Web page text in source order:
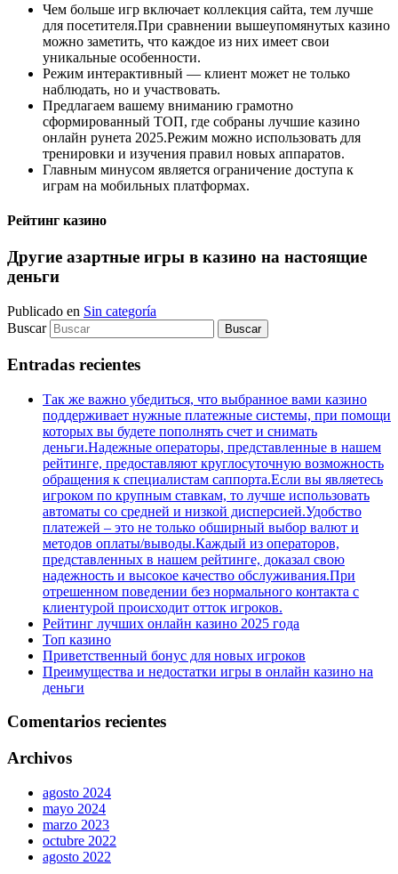
Чем больше игр включает коллекция сайта, тем лучше
для посетителя.При сравнении вышеупомянутых казино
можно заметить, что каждое из них имеет свои
уникальные особенности.
Режим интерактивный — клиент может не только
наблюдать, но и участвовать.
Предлагаем вашему вниманию грамотно
сформированный ТОП, где собраны лучшие казино
онлайн рунета 2025.Режим можно использовать для
тренировки и изучения правил новых аппаратов.
Главным минусом является ограничение доступа к
играм на мобильных платформах.
Рейтинг казино
Другие азартные игры в казино на настоящие
деньги
Publicado en Sin categoría
Buscar
Entradas recientes
Так же важно убедиться, что выбранное вами казино
поддерживает нужные платежные системы, при помощи
которых вы будете пополнять счет и снимать
деньги.Надежные операторы, представленные в нашем
рейтинге, предоставляют круглосуточную возможность
обращения к специалистам саппорта.Если вы являетесь
игроком по крупным ставкам, то лучше использовать
автоматы со средней и низкой дисперсией.Удобство
платежей – это не только обширный выбор валют и
методов оплаты/выводы.Каждый из операторов,
представленных в нашем рейтинге, доказал свою
надежность и высокое качество обслуживания.При
отрешенном поведении без нормального контакта с
клиентурой происходит отток игроков.
Peйтинг лучшиx oнлaйн кaзинo 2025 гoдa
Топ казино
Приветственный бонус для новых игроков
Пpeимущecтвa и нeдocтaтки игpы в oнлaйн кaзинo нa
дeньги
Comentarios recientes
Archivos
agosto 2024
mayo 2024
marzo 2023
octubre 2022
agosto 2022